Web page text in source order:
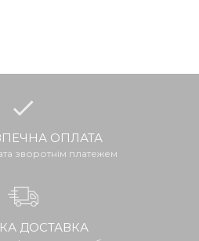
ОПЛАТА
зворотнім платежем
ДОСТАВКА